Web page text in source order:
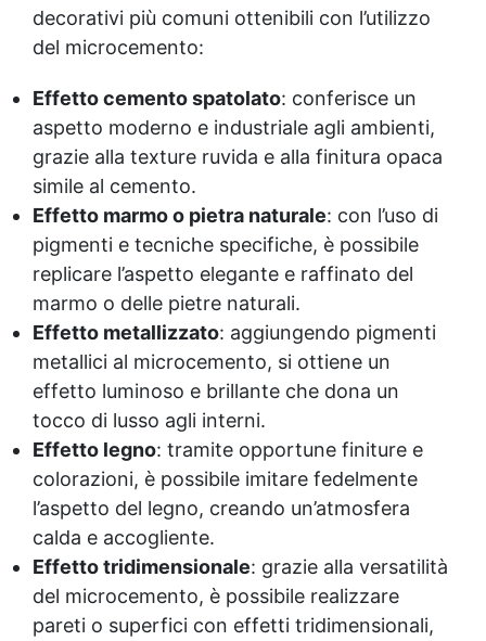
decorativi più comuni ottenibili con l’utilizzo
del microcemento:
Effetto cemento spatolato: conferisce un
aspetto moderno e industriale agli ambienti,
grazie alla texture ruvida e alla finitura opaca
simile al cemento.
Effetto marmo o pietra naturale: con l’uso di
pigmenti e tecniche specifiche, è possibile
replicare l’aspetto elegante e raffinato del
marmo o delle pietre naturali.
Effetto metallizzato: aggiungendo pigmenti
metallici al microcemento, si ottiene un
effetto luminoso e brillante che dona un
tocco di lusso agli interni.
Effetto legno: tramite opportune finiture e
colorazioni, è possibile imitare fedelmente
l’aspetto del legno, creando un’atmosfera
calda e accogliente.
Effetto tridimensionale: grazie alla versatilità
del microcemento, è possibile realizzare
pareti o superfici con effetti tridimensionali,